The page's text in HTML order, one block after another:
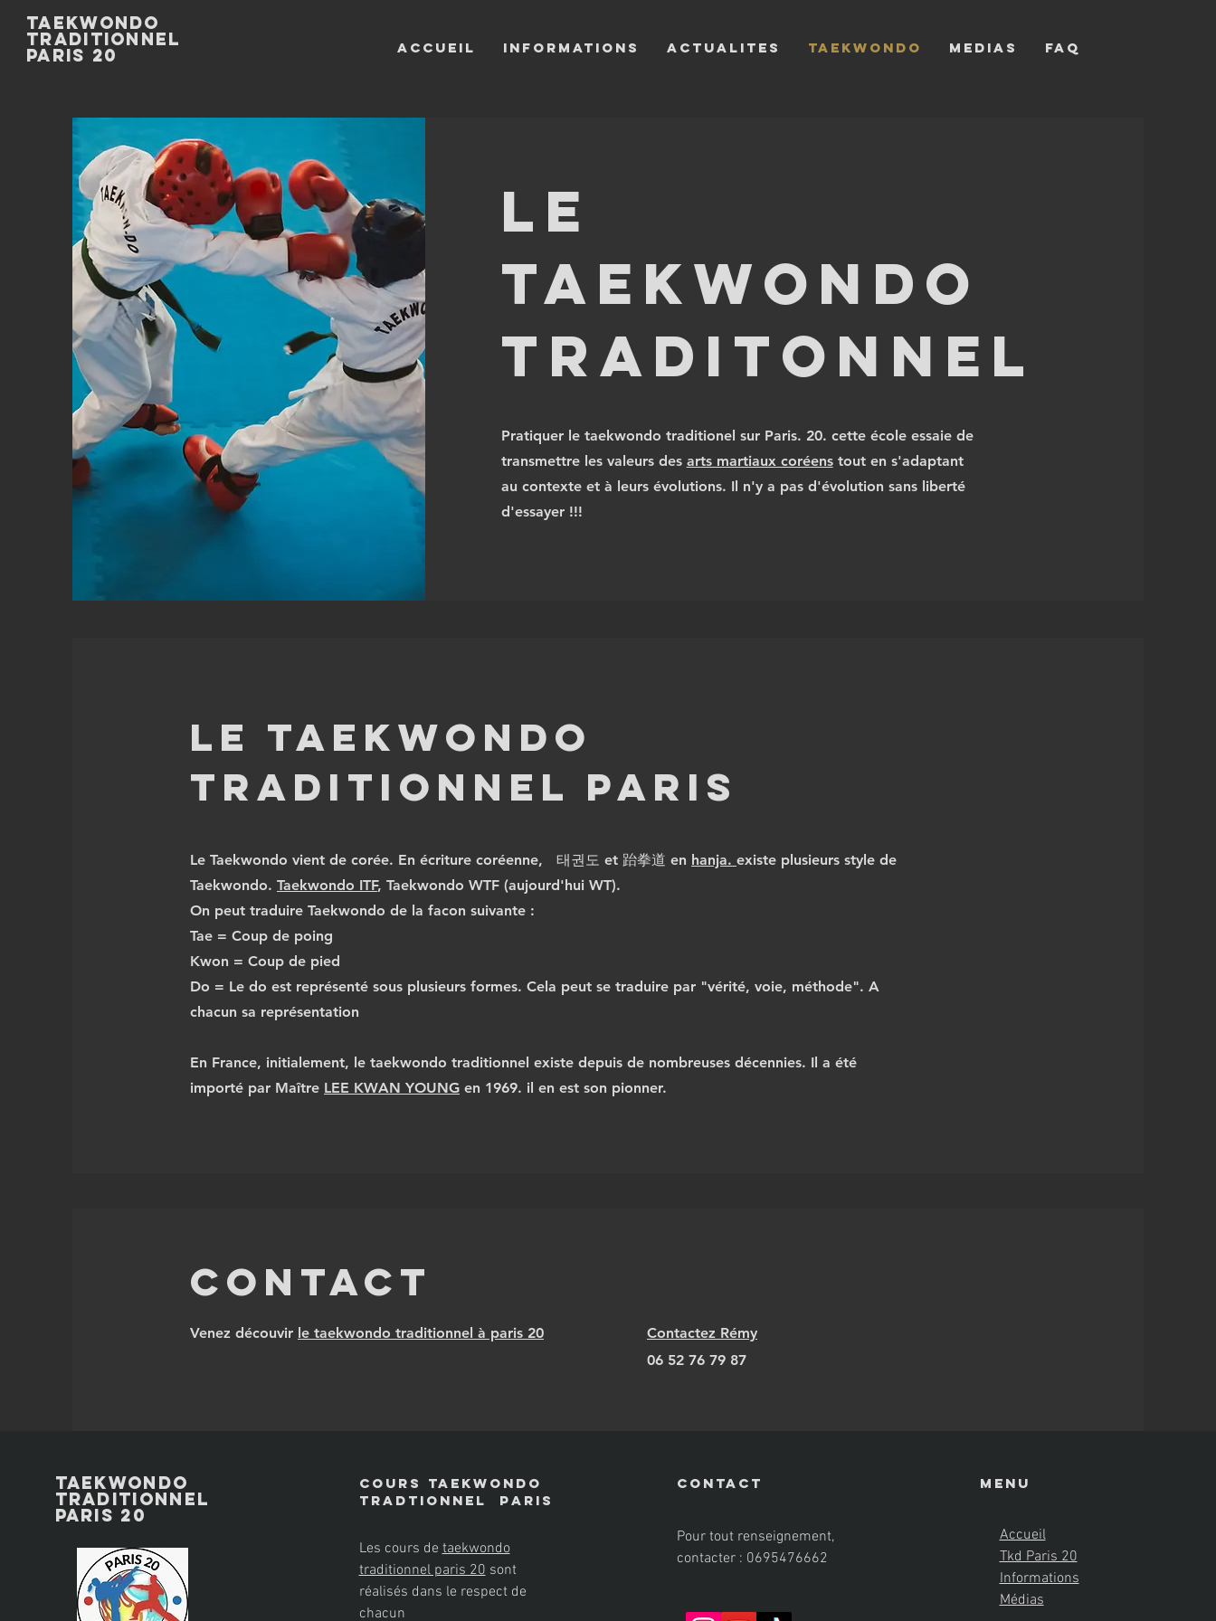
Taekwondo
Traditionnel
paris 20 Accueil INFORMATIONS ACTUALITES TAEKWONDO MEDIAS FAQ
Le
taekwondo
traditonnel
Pratiquer le taekwondo traditionel sur Paris. 20. cette école essaie de
transmettre les valeurs des arts martiaux coréenstout en s'adaptant
au contexte et à leurs évolutions. Il n'y a pas d'évolution sans liberté
d'essayer !!!
lE TAEKWONDO
TRADITIONNEL PARIS
Le Taekwondo vient de corée. En écriture coréenne, 태권도 et 跆拳道 en hanja. existe plusieurs style de
Taekwondo. Taekwondo ITF, Taekwondo WTF (aujourd'hui WT).
On peut traduire Taekwondo de la facon suivante :
Tae = Coup de poing
Kwon = Coup de pied
Do = Le do est représenté sous plusieurs formes. Cela peut se traduire par "vérité, voie, méthode". A
chacun sa représentation
En France, initialement, le taekwondo traditionnel existe depuis de nombreuses décennies. Il a été
importé par Maître LEE KWAN YOUNG en 1969. il en est son pionner.
Contact
Venez découvir le taekwondo traditionnel à paris 20
Contactez Rémy
06 52 76 79 87
Taekwondo
Traditionnel
paris 20
Cours taekwondo
tradtionnel paris
Les cours detaekwondo
traditionnel paris 20sont
réalisés dans le respect de
chacun
Contact
Pour tout renseignement,
contacter : 0695476662
Menu
Accueil
Tkd Paris 20
Informations
Médias